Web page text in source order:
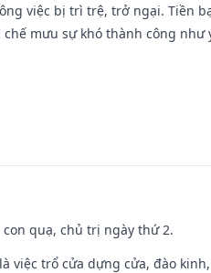
việc bị trì trệ, trở ngại. Tiền
mưu sự khó thành công như
con quạ, chủ trị ngày thứ 2.
việc trổ cửa dựng cửa, đào